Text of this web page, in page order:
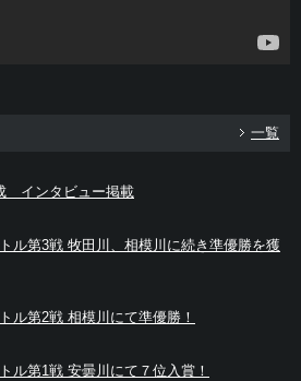
一覧
インタビュー掲載
ル第3戦 牧田川、相模川に続き準優勝を獲
ル第2戦 相模川にて準優勝！
ル第1戦 安曇川にて７位入賞！